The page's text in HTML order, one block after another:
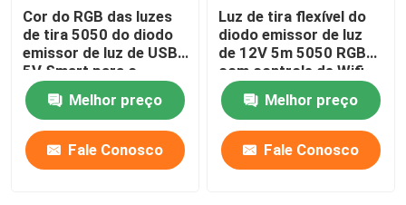
Cor do RGB das luzes
de tira 5050 do diodo
emissor de luz de USB
5V Smart para o
certificado do CE do
fundo da tevêMelhor preço
Fale Conosco
Luz de tira flexível do
diodo emissor de luz
de 12V 5m 5050 RGB
com controle de Wifi
APP
Melhor preço
Fale Conosco